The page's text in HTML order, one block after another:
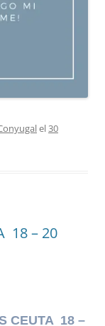
el30
18 – 20
CEUTA 18 –